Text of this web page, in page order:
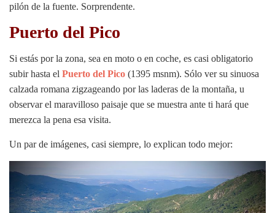
pilón de la fuente. Sorprendente.
Puerto del Pico
Si estás por la zona, sea en moto o en coche, es casi obligatorio
subir hasta el Puerto del Pico (1395 msnm). Sólo ver su sinuosa
calzada romana zigzageando por las laderas de la montaña, u
observar el maravilloso paisaje que se muestra ante ti hará que
merezca la pena esa visita.
Un par de imágenes, casi siempre, lo explican todo mejor: